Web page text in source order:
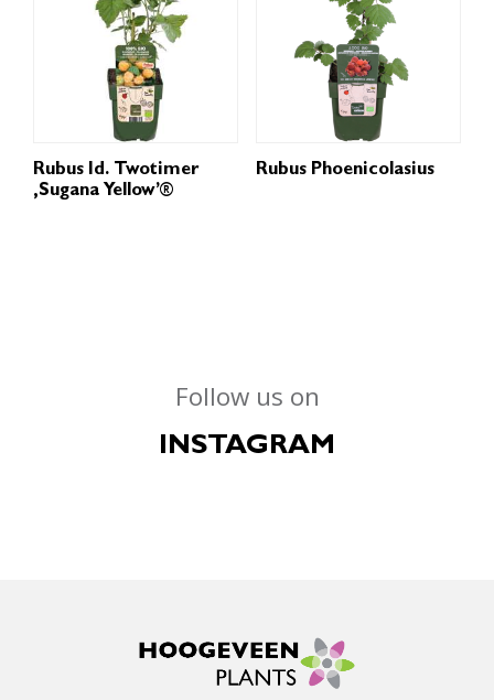
Rubus Id. Twotimer
‚Sugana Yellow’®
Rubus Phoenicolasius
Follow us on
INSTAGRAM